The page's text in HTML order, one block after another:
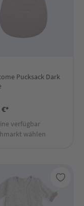
Pucksack Dark
€*
verfügbar
wählen